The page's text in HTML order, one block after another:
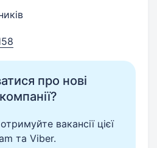
про нові
вакансії цієї
та Viber.